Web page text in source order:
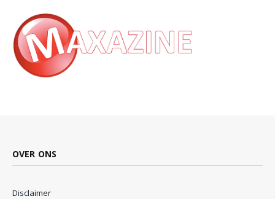
OVER ONS
Disclaimer